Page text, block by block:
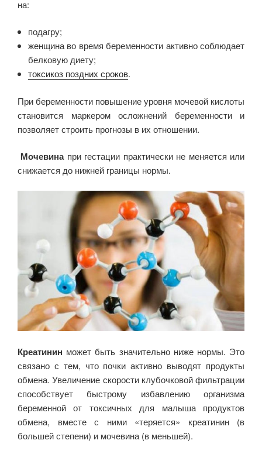
на:
подагру;
женщина во время беременности активно соблюдает
белковую диету;
токсикоз поздних сроков.
При беременности повышение уровня мочевой кислоты
становится маркером осложнений беременности и
позволяет строить прогнозы в их отношении.
Мочевинапри гестации практически не меняется или
снижается до нижней границы нормы.
Креатинин может быть значительно ниже нормы. Это
связано с тем, что почки активно выводят продукты
обмена. Увеличение скорости клубочковой фильтрации
способствует быстрому избавлению организма
беременной от токсичных для малыша продуктов
обмена, вместе с ними «теряется» креатинин (в
большей степени) и мочевина (в меньшей).